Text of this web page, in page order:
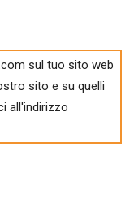
sul tuo sito web
sito e su quelli
all'indirizzo